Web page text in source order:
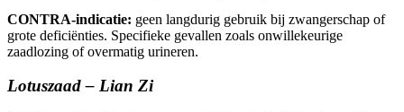
CONTRA-indicatie: geen langdurig gebruik bij zwangerschap of
grote deficiënties. Specifieke gevallen zoals onwillekeurige
zaadlozing of overmatig urineren.
Lotuszaad – Lian Zi